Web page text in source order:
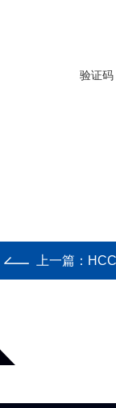
验证码
上一篇：